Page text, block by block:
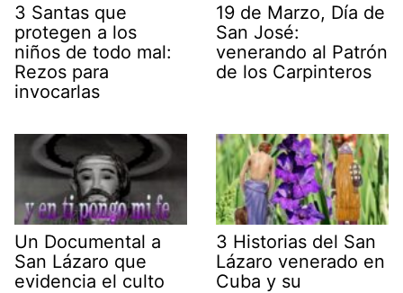
3 Santas que
protegen a los
niños de todo mal:
Rezos para
invocarlas
19 de Marzo, Día de
San José:
venerando al Patrón
de los Carpinteros
Un Documental a
San Lázaro que
evidencia el culto
3 Historias del San
Lázaro venerado en
Cuba y su